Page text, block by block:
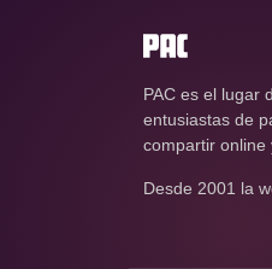
PAC es el lugar
entusiastas de
compartir online
Desde 2001 la